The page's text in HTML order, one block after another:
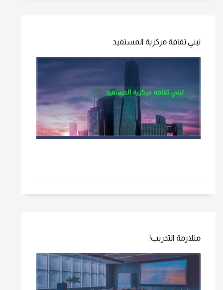
تبني ثقافة مركزية المستفيد
متلازمة التدريب!